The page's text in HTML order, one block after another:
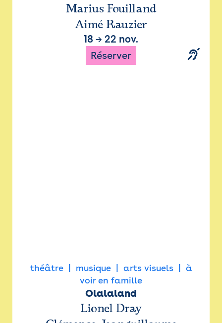
Marius Fouilland
Aimé Rauzier
18 → 22 nov.
Réserver
théâtre musique arts visuels
à
voir en famille
Olalaland
Lionel Dray